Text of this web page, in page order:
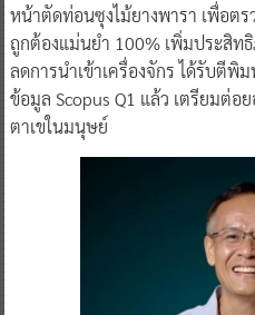
หน้าตัดท่อนซุงไม้ยางพารา เพื่อต
ถูกต้องแม่นยำ 100% เพิ่มประสิท
ลดการนำเข้าเครื่องจักร ได้รับตีพิ
ข้อมูล Scopus Q1 แล้ว เตรียมต่
ตาเขในมนุษย์